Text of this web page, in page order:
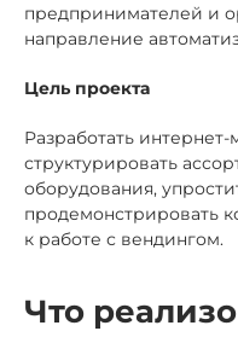
предпринимателей и
направление
Цель проекта
Разработать
структурировать
оборудования,
продемонстрировать
к работе с вендингом.
Что